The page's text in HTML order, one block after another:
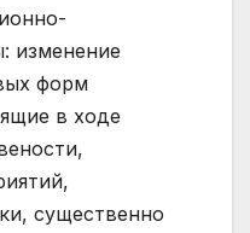
изменение
форм
в ходе
существенно